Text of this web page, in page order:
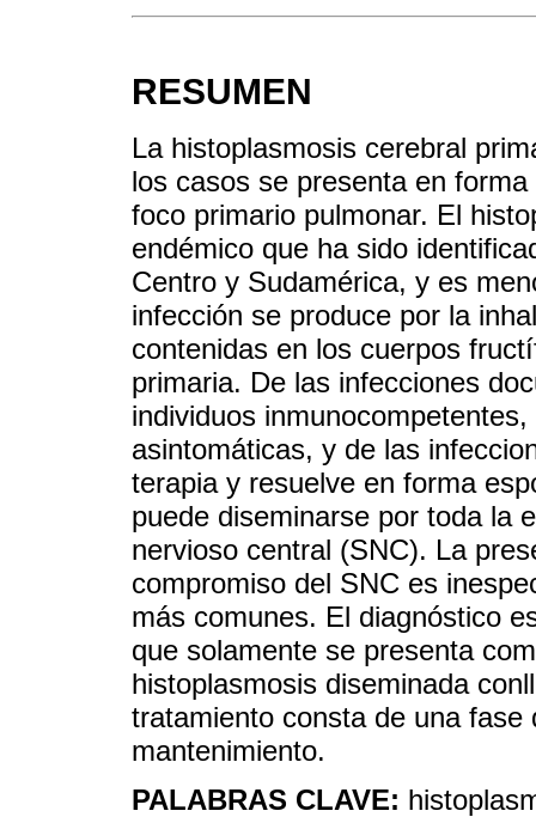
RESUMEN
La histoplasmosis cerebral
los casos se presenta en
foco primario pulmonar. El
endémico que ha sido
Centro y Sudamérica, y es
infección se produce por la
contenidas en los cuerpos
primaria. De las infecciones
individuos
asintomáticas, y de las
terapia y resuelve en forma
puede diseminarse por toda la
nervioso central (SNC). La
compromiso del SNC es
más comunes. El diagnóstico
que solamente se presenta
histoplasmosis diseminada
tratamiento consta de una
mantenimiento.
PALABRAS CLAVE: